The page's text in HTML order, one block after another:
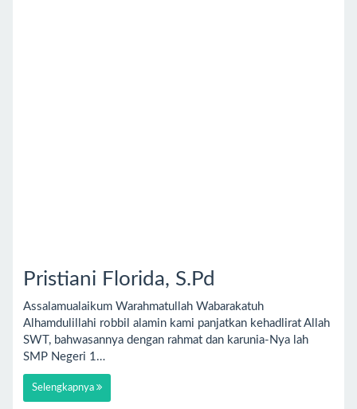
Pristiani Florida, S.Pd
Assalamualaikum Warahmatullah Wabarakatuh
Alhamdulillahi robbil alamin kami panjatkan kehadlirat Allah
SWT, bahwasannya dengan rahmat dan karunia-Nya lah
SMP Negeri 1…
Selengkapnya